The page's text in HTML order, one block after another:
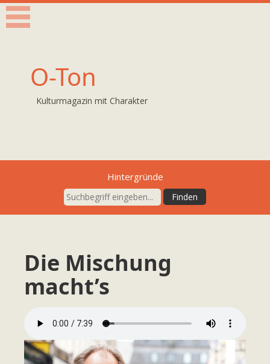
O-Ton
Kulturmagazin mit Charakter
Hintergründe
Die Mischung
macht’s